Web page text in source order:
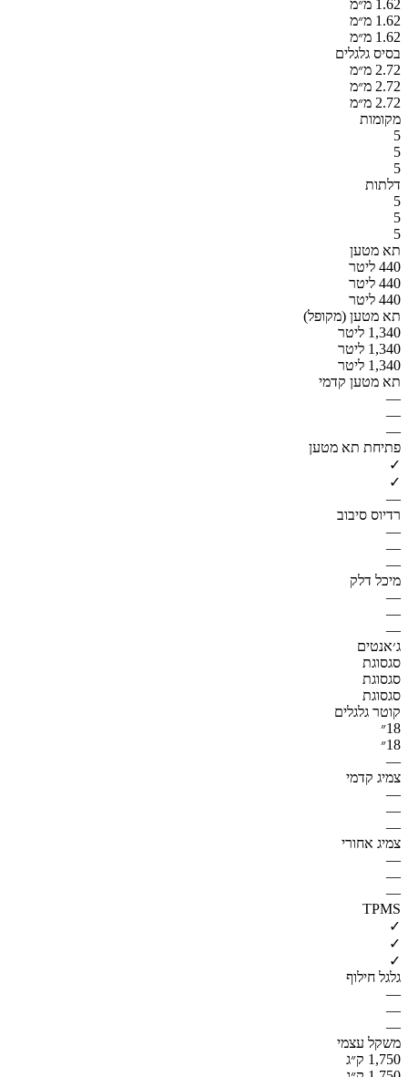
1.62 מ״מ
1.62 מ״מ
1.62 מ״מ
בסיס גלגלים
2.72 מ״מ
2.72 מ״מ
2.72 מ״מ
מקומות
5
5
5
דלתות
5
5
5
תא מטען
440 ליטר
440 ליטר
440 ליטר
תא מטען (מקופל)
1,340 ליטר
1,340 ליטר
1,340 ליטר
תא מטען קדמי
—
—
—
פתיחת תא מטען
✓
✓
—
רדיוס סיבוב
—
—
—
מיכל דלק
—
—
—
ג׳אנטים
סגסוגת
סגסוגת
סגסוגת
קוטר גלגלים
18״
18״
—
צמיג קדמי
—
—
—
צמיג אחורי
—
—
—
TPMS
✓
✓
✓
גלגל חילוף
—
—
—
משקל עצמי
1,750 ק״ג